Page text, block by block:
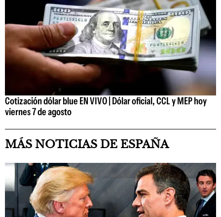
Cotización dólar blue EN VIVO | Dólar oficial, CCL y MEP hoy
viernes 7 de agosto
MÁS NOTICIAS DE ESPAÑA